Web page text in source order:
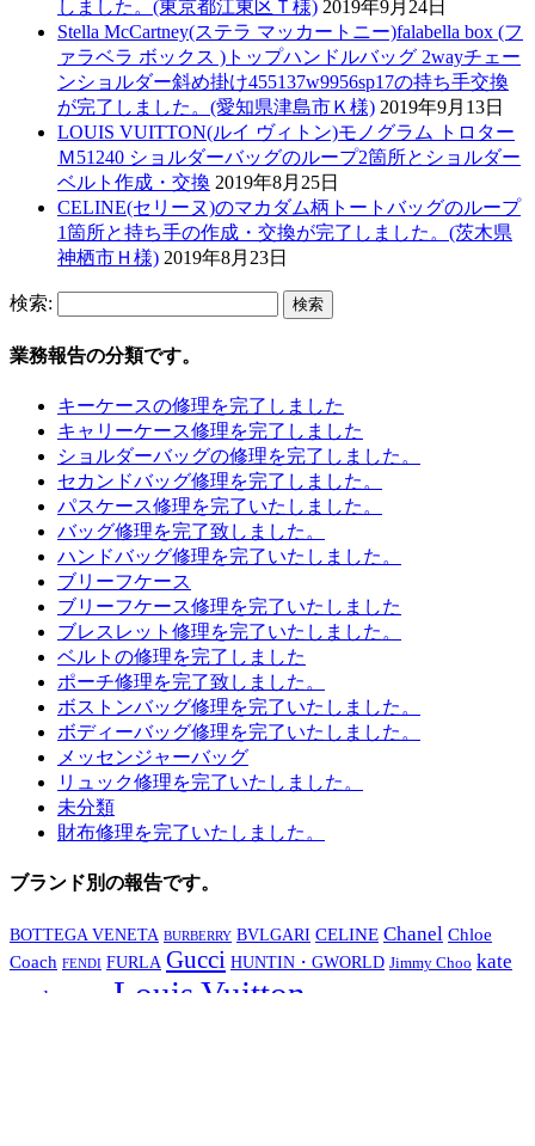
しました。(東京都江東区Ｔ様) 2019年9月24日
Stella McCartney(ステラ マッカートニー)falabella box (フ
ァラベラ ボックス )トップハンドルバッグ 2wayチェー
ンショルダー斜め掛け455137w9956sp17の持ち手交換
が完了しました。(愛知県津島市Ｋ様) 2019年9月13日
LOUIS VUITTON(ルイ ヴィトン)モノグラム トロター
Ｍ51240 ショルダーバッグのループ2箇所とショルダー
ベルト作成・交換 2019年8月25日
CELINE(セリーヌ)のマカダム柄トートバッグのループ
1箇所と持ち手の作成・交換が完了しました。(茨木県
神栖市Ｈ様) 2019年8月23日
検索:
業務報告の分類です。
キーケースの修理を完了しました
キャリーケース修理を完了しました
ショルダーバッグの修理を完了しました。
セカンドバッグ修理を完了しました。
パスケース修理を完了いたしました。
バッグ修理を完了致しました。
ハンドバッグ修理を完了いたしました。
ブリーフケース
ブリーフケース修理を完了いたしました
ブレスレット修理を完了いたしました。
ベルトの修理を完了しました
ポーチ修理を完了致しました。
ボストンバッグ修理を完了いたしました。
ボディーバッグ修理を完了いたしました。
メッセンジャーバッグ
リュック修理を完了いたしました。
未分類
財布修理を完了いたしました。
ブランド別の報告です。
BOTTEGA VENETA BURBERRY BVLGARI CELINE Chanel Chloe
Coach FENDI FURLA Gucci HUNTIN・GWORLD Jimmy Choo kate
spade
Louis Vuitton